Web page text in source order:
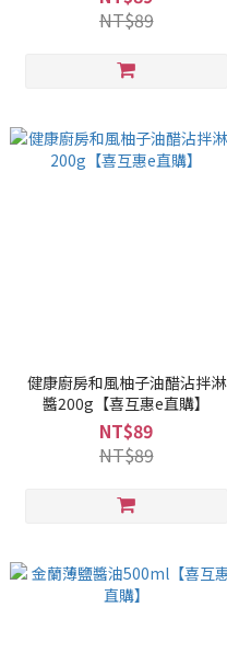
NT$89
健康廚房和風柚子油醋沾拌淋
醬200g【喜互惠e直購】
NT$89
NT$89